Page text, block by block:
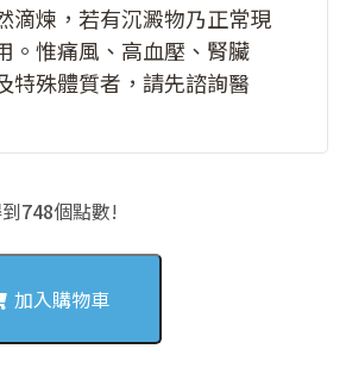
滴煉，若有沉澱物乃正常現
。惟痛風、高血壓、腎臟
特殊體質者，請先諮詢醫
748個點數!
加入購物車